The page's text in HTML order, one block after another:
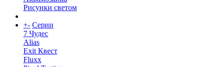
Рисунки светом
+- Серии
7 Чудес
Alias
Exit Квест
Fluxx